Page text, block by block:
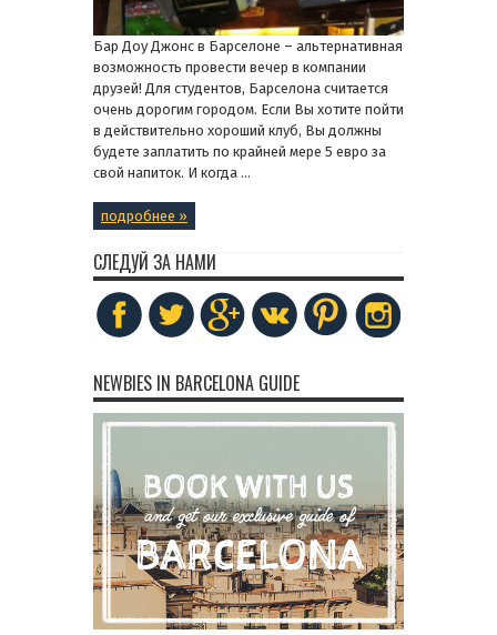
Бар Доу Джонс в Барселоне – альтернативная
возможность провести вечер в компании
друзей! Для студентов, Барселона считается
очень дорогим городом. Если Вы хотите пойти
в действительно хороший клуб, Вы должны
будете заплатить по крайней мере 5 евро за
свой напиток. И когда ...
подробнее »
СЛЕДУЙ ЗА НАМИ
NEWBIES IN BARCELONA GUIDE